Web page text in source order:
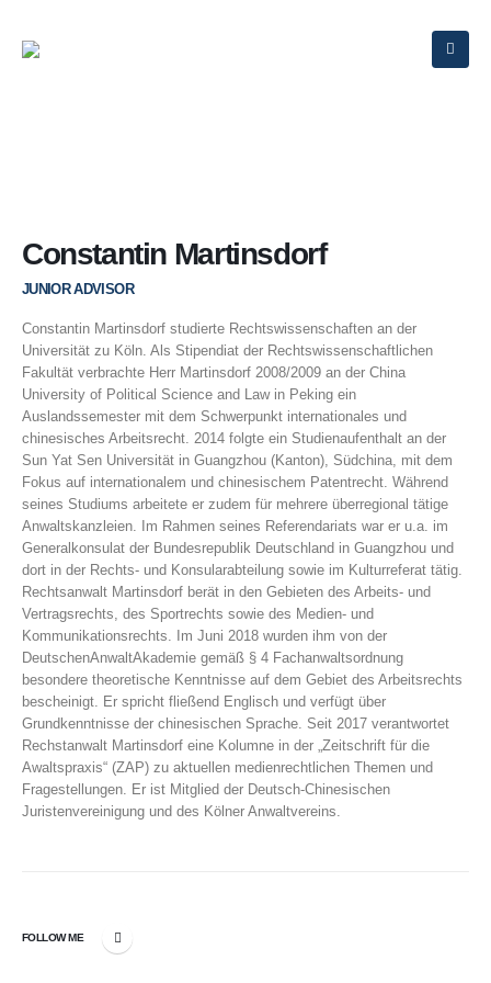
Constantin Martinsdorf
JUNIOR ADVISOR
Constantin Martinsdorf studierte Rechtswissenschaften an der
Universität zu Köln. Als Stipendiat der Rechtswissenschaftlichen
Fakultät verbrachte Herr Martinsdorf 2008/2009 an der China
University of Political Science and Law in Peking ein
Auslandssemester mit dem Schwerpunkt internationales und
chinesisches Arbeitsrecht. 2014 folgte ein Studienaufenthalt an der
Sun Yat Sen Universität in Guangzhou (Kanton), Südchina, mit dem
Fokus auf internationalem und chinesischem Patentrecht. Während
seines Studiums arbeitete er zudem für mehrere überregional tätige
Anwaltskanzleien. Im Rahmen seines Referendariats war er u.a. im
Generalkonsulat der Bundesrepublik Deutschland in Guangzhou und
dort in der Rechts- und Konsularabteilung sowie im Kulturreferat tätig.
Rechtsanwalt Martinsdorf berät in den Gebieten des Arbeits- und
Vertragsrechts, des Sportrechts sowie des Medien- und
Kommunikationsrechts. Im Juni 2018 wurden ihm von der
DeutschenAnwaltAkademie gemäß § 4 Fachanwaltsordnung
besondere theoretische Kenntnisse auf dem Gebiet des Arbeitsrechts
bescheinigt. Er spricht fließend Englisch und verfügt über
Grundkenntnisse der chinesischen Sprache. Seit 2017 verantwortet
Rechstanwalt Martinsdorf eine Kolumne in der „Zeitschrift für die
Awaltspraxis“ (ZAP) zu aktuellen medienrechtlichen Themen und
Fragestellungen. Er ist Mitglied der Deutsch-Chinesischen
Juristenvereinigung und des Kölner Anwaltvereins.
FOLLOW ME